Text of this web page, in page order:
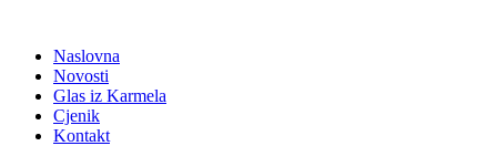
sadržajNaslovna
Novosti
Glas iz Karmela
Cjenik
Kontakt